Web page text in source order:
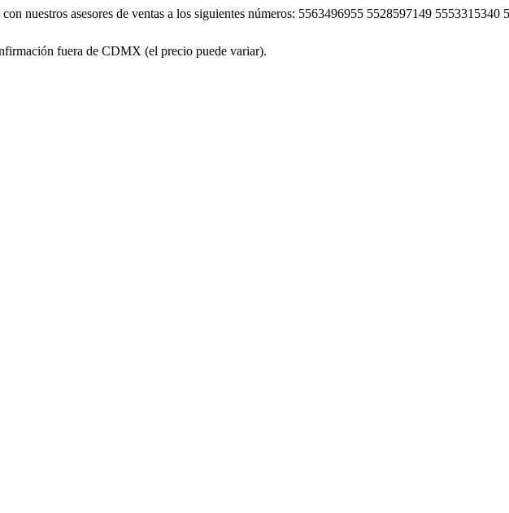
nuestros asesores de ventas a los siguientes números: 5563496955 5528597149 5553315340
fuera de CDMX (el precio puede variar).